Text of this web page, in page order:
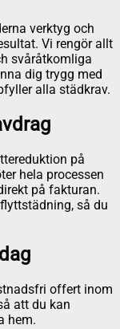
verktyg och
Vi rengör allt
svåråtkomliga
dig trygg med
alla städkrav.
på
hela processen
på fakturan.
så du
offert inom
att du kan
hem.